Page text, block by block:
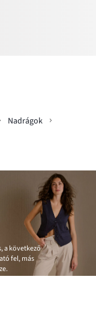
Nadrágok
a következő
fel, más